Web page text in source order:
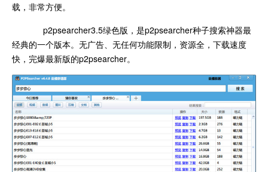
载，非常方便。
p2psearcher3.5绿色版，是p2psearcher种子搜索神器最
经典的一个版本。无广告、无任何功能限制，资源全，下载速度
快，完爆最新版的p2psearcher。